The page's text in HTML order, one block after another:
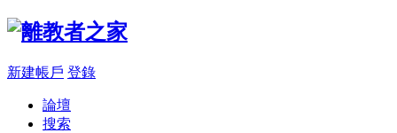
新建帳戶 登錄
論壇
搜索